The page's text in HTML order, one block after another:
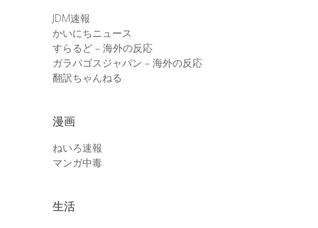
JDM速報
かいにちニュース
すらるど – 海外の反応
ガラパゴスジャパン – 海外の反応
翻訳ちゃんねる
漫画
ねいろ速報
マンガ中毒
生活